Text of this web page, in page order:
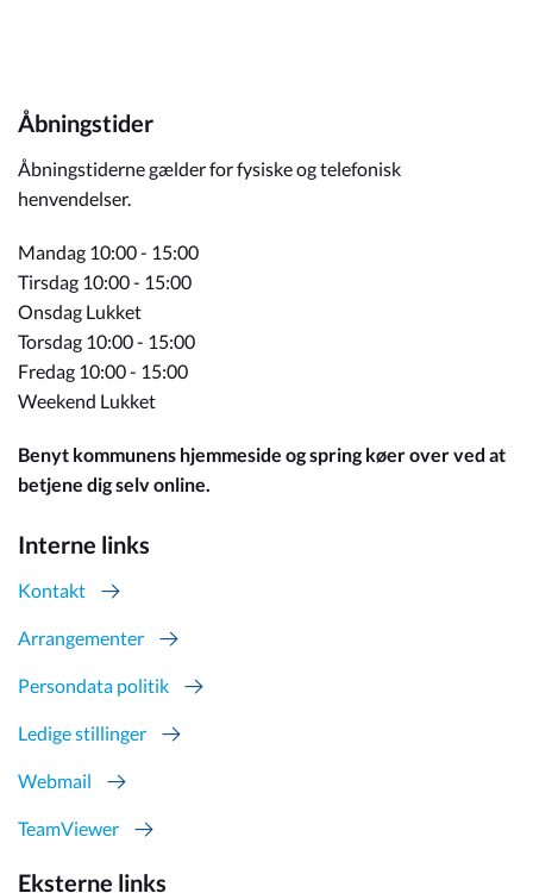
Åbningstider
Åbningstiderne gælder for fysiske og telefonisk
henvendelser.
Mandag 10:00 - 15:00
Tirsdag 10:00 - 15:00
Onsdag Lukket
Torsdag 10:00 - 15:00
Fredag 10:00 - 15:00
Weekend Lukket
Benyt kommunens hjemmeside og spring køer over ved at
betjene dig selv online.
Interne links
Kontakt
Arrangementer
Persondata politik
Ledige stillinger
Webmail
TeamViewer
Eksterne links